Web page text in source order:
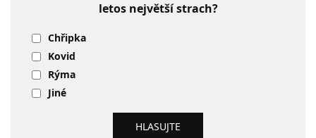
letos největší strach?
Chřipka
Kovid
Rýma
Jiné